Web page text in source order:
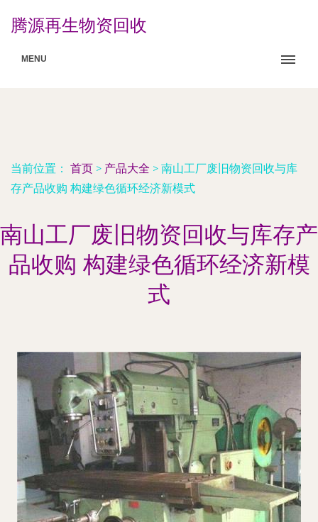
腾源再生物资回收
MENU
当前位置： 首页 > 产品大全 > 南山工厂废旧物资回收与库
存产品收购 构建绿色循环经济新模式
南山工厂废旧物资回收与库存产
品收购 构建绿色循环经济新模
式